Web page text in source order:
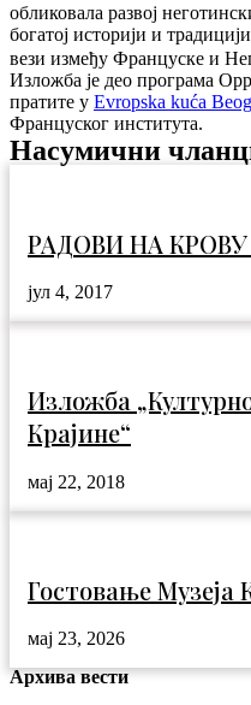
обликовала развој
богатој историји и
вези између Француске и
Изложба је део програма
пратите у Evropska kuća
Француског института.
Насумични
РАДОВИ НА КРОВУ
јул 4, 2017
Изложба
Крајине“
мај 22, 2018
Гостовање Музеја
мај 23, 2026
Архива вести